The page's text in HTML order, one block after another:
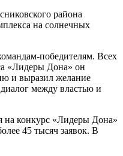
района
на солнечных
победителям. Всех
«Лидеры Дона» он
и выразил желание
между властью и
на конкурс «Лидеры Дона»
45 тысяч заявок. В